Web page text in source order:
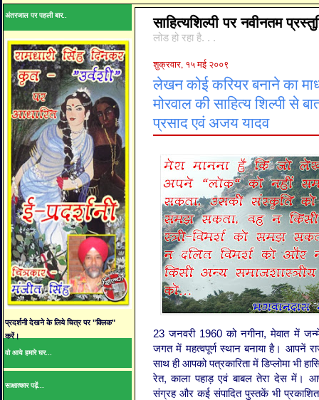
अंतरजाल पर पहली बार..
प्रदर्शनी देखने के लिये चित्र पर "क्लिक"
करें।
वो आये हमारे घर...
साक्षात्कार पढ़ें...
साहित्यशिल्पी पर नवीनतम
लोड हो रहा है. . .
शुक्रवार, १५ मई २००९
लेखन कोई करियर बनाने का
मोरवाल की साहित्य शिल्पी से
प्रसाद एवं अजय यादव
23 जनवरी 1960 को नगीना, मेवात में
जगत में महत्वपूर्ण स्थान बनाया है। आपनें
साथ ही आपको पत्रकारिता में डिप्लोमा भी
रेत, काला पहाड़ एवं बाबल तेरा देस में।
संग्रह और कई संपादित पुस्तकें भी